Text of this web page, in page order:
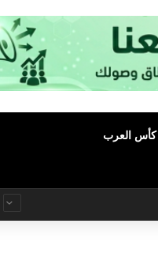
كأس العرب